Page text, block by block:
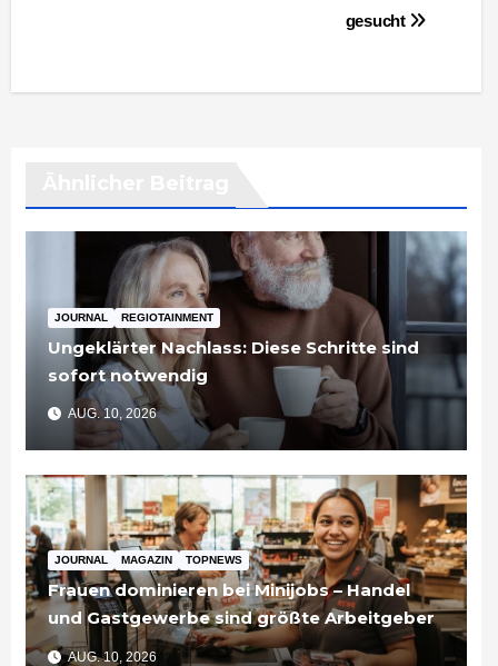
gesucht
JOURNAL REGIOTAINMENT
Ungeklärter Nachlass: Diese Schritte sind
sofort notwendig
AUG. 10, 2026
JOURNAL MAGAZIN TOPNEWS
Frauen dominieren bei Minijobs – Handel
und Gastgewerbe sind größte Arbeitgeber
AUG. 10, 2026